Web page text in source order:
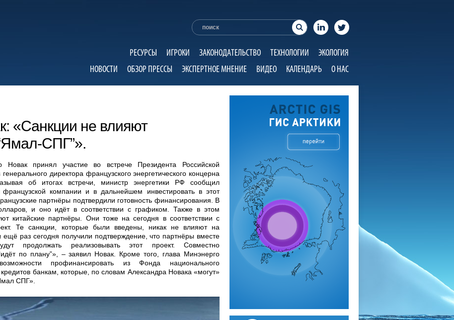
РЕСУРСЫ ИГРОКИ ЗАКОНОДАТЕЛЬСТВО ТЕХНОЛОГИИ
ЭКОЛОГИЯ
НОВОСТИ
ОБЗОР ПРЕССЫ ЭКСПЕРТНОЕ МНЕНИЕ ВИДЕО КАЛЕНДАРЬ О НАС
«Санкции не влияют
СПГ”».
Новак принял участие во встрече Президента Российской
директора французского энергетического концерна
об итогах встречи, министр энергетики РФ сообщил
компании и в дальнейшем инвестировать в этот
партнёры подтвердили готовность финансирования. В
и оно идёт в соответствии с графиком. Также в этом
китайские партнёры. Они тоже на сегодня в соответствии с
Те санкции, которые были введены, никак не влияют на
раз сегодня получили подтверждение, что партнёры вместе
продолжать реализовывать этот проект. Совместно
по плану”», – заявил Новак. Кроме того, глава Минэнерго
профинансировать из Фонда национального
банкам, которые, по словам Александра Новака «могут»
СПГ».